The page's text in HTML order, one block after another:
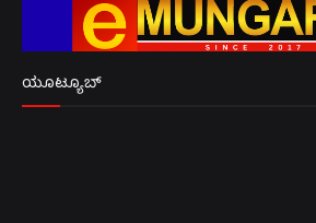
ಯೂಟ್ಯೂಬ್